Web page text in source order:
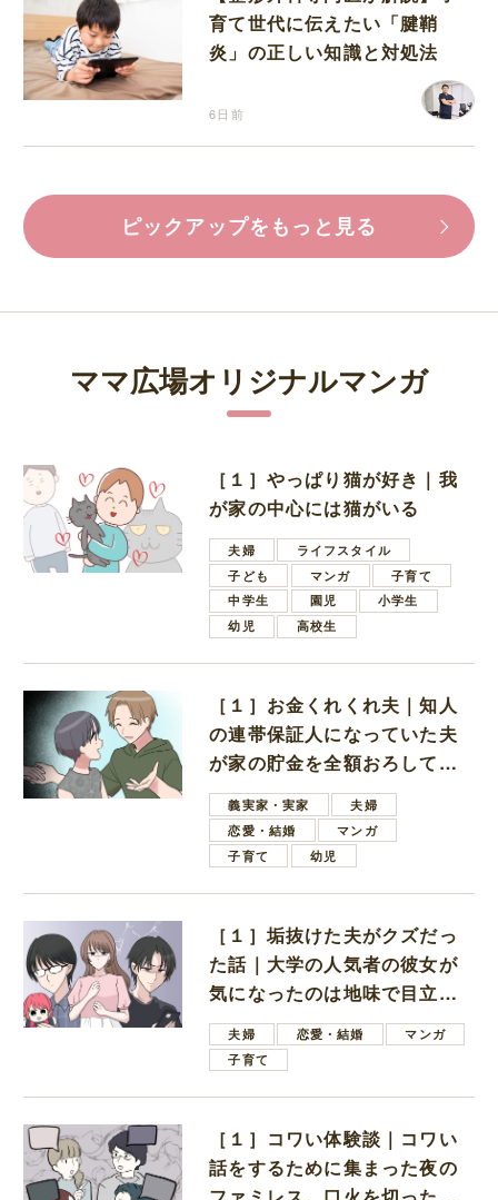
育て世代に伝えたい「腱鞘
炎」の正しい知識と対処法
6日前
ピックアップをもっと見る
ママ広場オリジナルマンガ
［１］やっぱり猫が好き｜我
が家の中心には猫がいる
夫婦
ライフスタイル
子ども
マンガ
子育て
中学生
園児
小学生
幼児
高校生
［１］お金くれくれ夫｜知人
の連帯保証人になっていた夫
が家の貯金を全額おろしてほ
しいと言ってきた
義実家・実家
夫婦
恋愛・結婚
マンガ
子育て
幼児
［１］垢抜けた夫がクズだっ
た話｜大学の人気者の彼女が
気になったのは地味で目立た
ない男子学生
夫婦 恋愛・結婚
マンガ
子育て
［１］コワい体験談｜コワい
話をするために集まった夜の